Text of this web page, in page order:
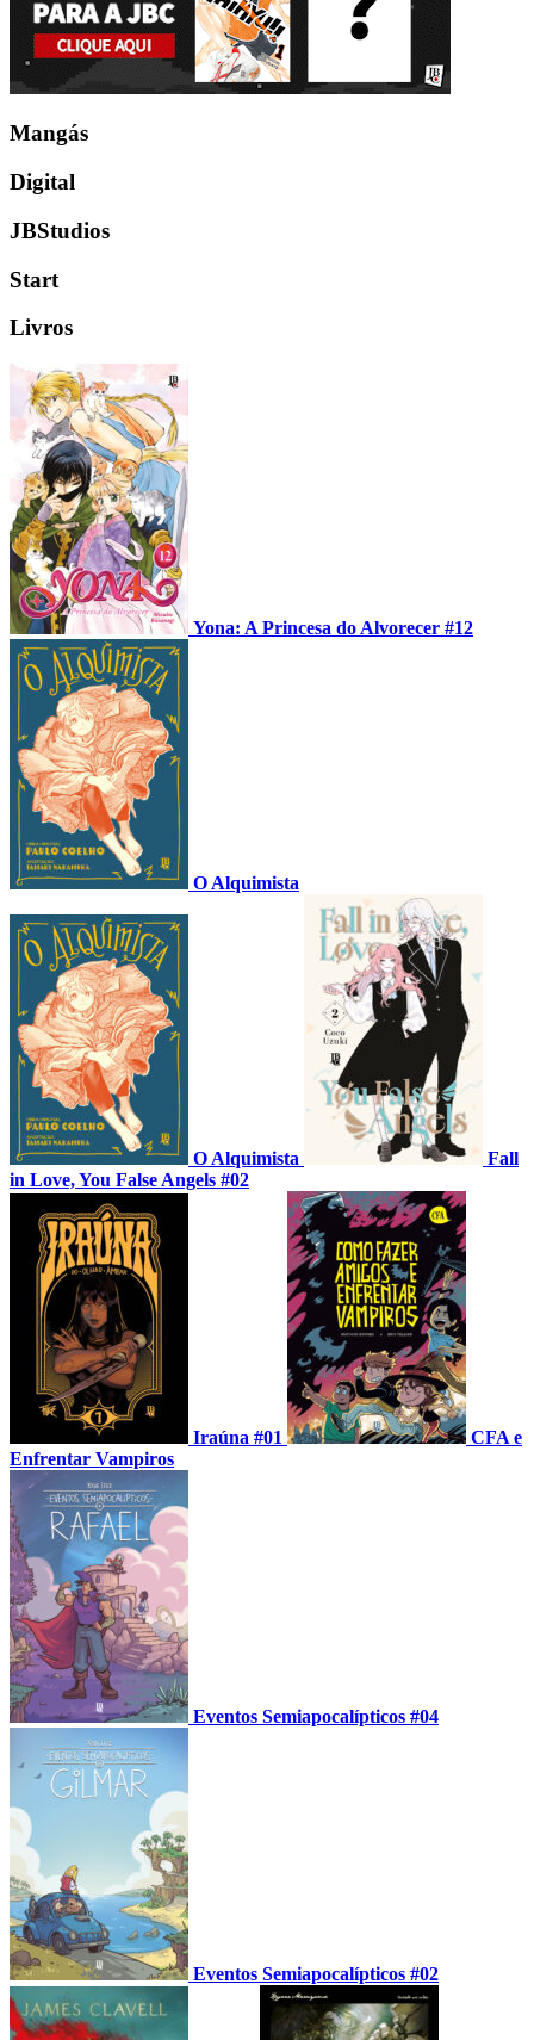
Mangás
Digital
JBStudios
Start
Livros
Yona: A Princesa do Alvorecer #12
O Alquimista
O Alquimista
Fall
in Love, You False Angels #02
Iraúna #01
CFA e
Enfrentar Vampiros
Eventos Semiapocalípticos #04
Eventos Semiapocalípticos #02